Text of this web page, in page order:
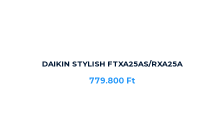
DAIKIN STYLISH FTXA25AS/RXA25A
779.800 Ft